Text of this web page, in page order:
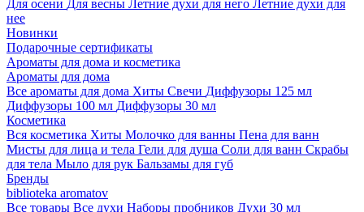
Для осени Для весны Летние духи для него Летние духи для
нее
Новинки
Подарочные сертификаты
Ароматы для дома и косметика
Ароматы для дома
Все ароматы для дома Хиты Свечи Диффузоры 125 мл
Диффузоры 100 мл Диффузоры 30 мл
Косметика
Вся косметика Хиты Молочко для ванны Пена для ванн
Мисты для лица и тела Гели для душа Соли для ванн Скрабы
для тела Мыло для рук Бальзамы для губ
Бренды
biblioteka aromatov
Все товары Все духи Наборы пробников Духи 30 мл